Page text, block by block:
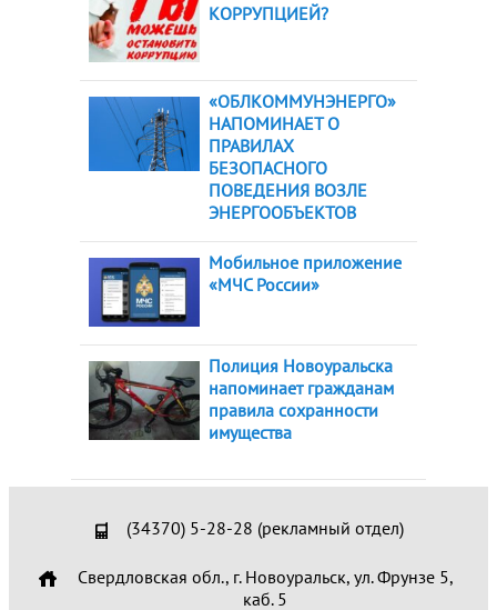
КОРРУПЦИЕЙ?
«ОБЛКОММУНЭНЕРГО»
НАПОМИНАЕТ О
ПРАВИЛАХ
БЕЗОПАСНОГО
ПОВЕДЕНИЯ ВОЗЛЕ
ЭНЕРГООБЪЕКТОВ
Мобильное приложение
«МЧС России»
Полиция Новоуральска
напоминает гражданам
правила сохранности
имущества
(34370) 5-28-28 (рекламный отдел)
Свердловская обл., г. Новоуральск, ул. Фрунзе 5,
каб. 5